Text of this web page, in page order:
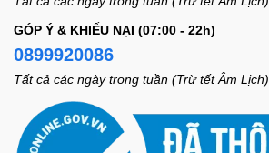
GÓP Ý & KHIẾU NẠI (07:00 - 22h)
0899920086
Tất cả các ngày trong tuần (Trừ tết Âm Lịch)